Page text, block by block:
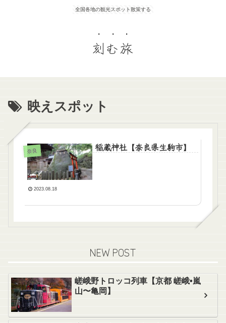
全国各地の観光スポット散策する
刻む旅
映えスポット
奈良 稲蔵神社【奈良県生駒市】
2023.08.18
NEW POST
嵯峨野トロッコ列車【京都 嵯峨•嵐
山〜亀岡】